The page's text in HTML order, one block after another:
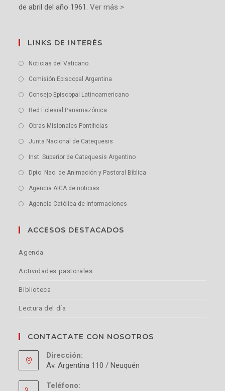
de abril del año 1961. Ver más >
LINKS DE INTERÉS
Noticias del Vaticano
Comisión Episcopal Argentina
Consejo Episcopal Latinoamericano
Red Eclesial Panamazónica
Obras Misionales Pontificias
Junta Nacional de Catequesis
Inst. Superior de Catequesis Argentino
Dpto. Nac. de Animación y Pastoral Bíblica
Agencia AICA de noticias
Agencia Católica de Informaciones
ACCESOS DESTACADOS
Agenda
Actividades pastorales
Biblioteca
Lectura del día
CONTACTATE CON NOSOTROS
Dirección:
Av. Argentina 110 / Neuquén
Teléfono: